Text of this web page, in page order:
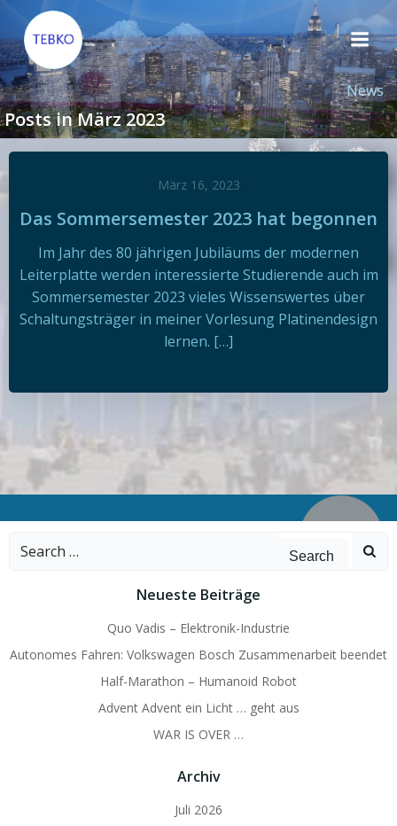
Inhalt
springen
News
Posts in März 2023
März 16, 2023
Das Sommersemester 2023 hat begonnen
Im Jahr des 80 jährigen Jubiläums der modernen
Leiterplatte werden interessierte Studierende auch im
Sommersemester 2023 vieles Wissenswertes über
Schaltungsträger in meiner Vorlesung Platinendesign
lernen. […]
Search
Neueste Beiträge
Quo Vadis – Elektronik-Industrie
Autonomes Fahren: Volkswagen Bosch Zusammenarbeit beendet
Half-Marathon – Humanoid Robot
Advent Advent ein Licht … geht aus
WAR IS OVER …
Archiv
Juli 2026